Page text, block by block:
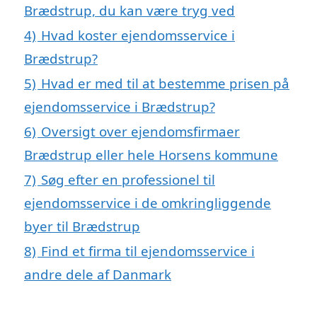
Brædstrup, du kan være tryg ved
4) Hvad koster ejendomsservice i
Brædstrup?
5) Hvad er med til at bestemme prisen på
ejendomsservice i Brædstrup?
6) Oversigt over ejendomsfirmaer
Brædstrup eller hele Horsens kommune
7) Søg efter en professionel til
ejendomsservice i de omkringliggende
byer til Brædstrup
8) Find et firma til ejendomsservice i
andre dele af Danmark